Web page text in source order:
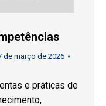
de março de 2026
e práticas de